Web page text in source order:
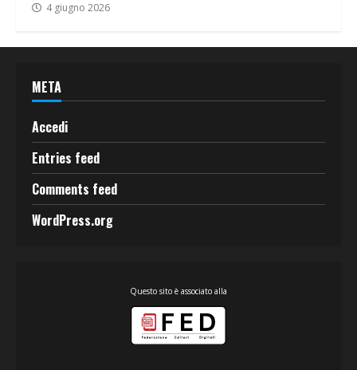
4 giugno 2026
META
Accedi
Entries feed
Comments feed
WordPress.org
Questo sito è associato alla